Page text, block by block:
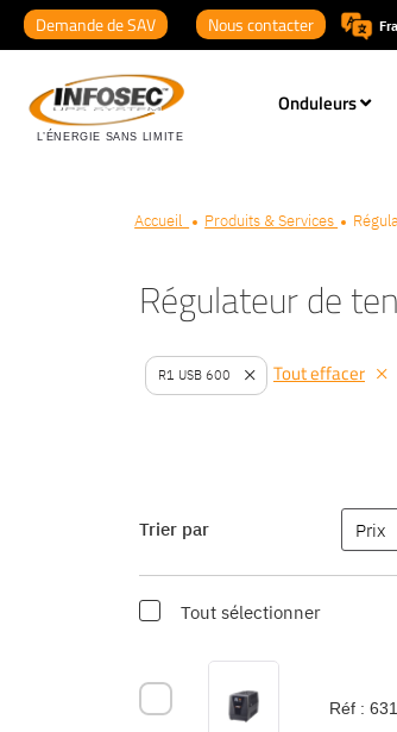
Demande de SAV Nous contacter
Onduleurs
Accueil Produits & Services
Régulateur de
Trier par
Tout sélectionner
Réf :
R1 USB 600 Tout effacer